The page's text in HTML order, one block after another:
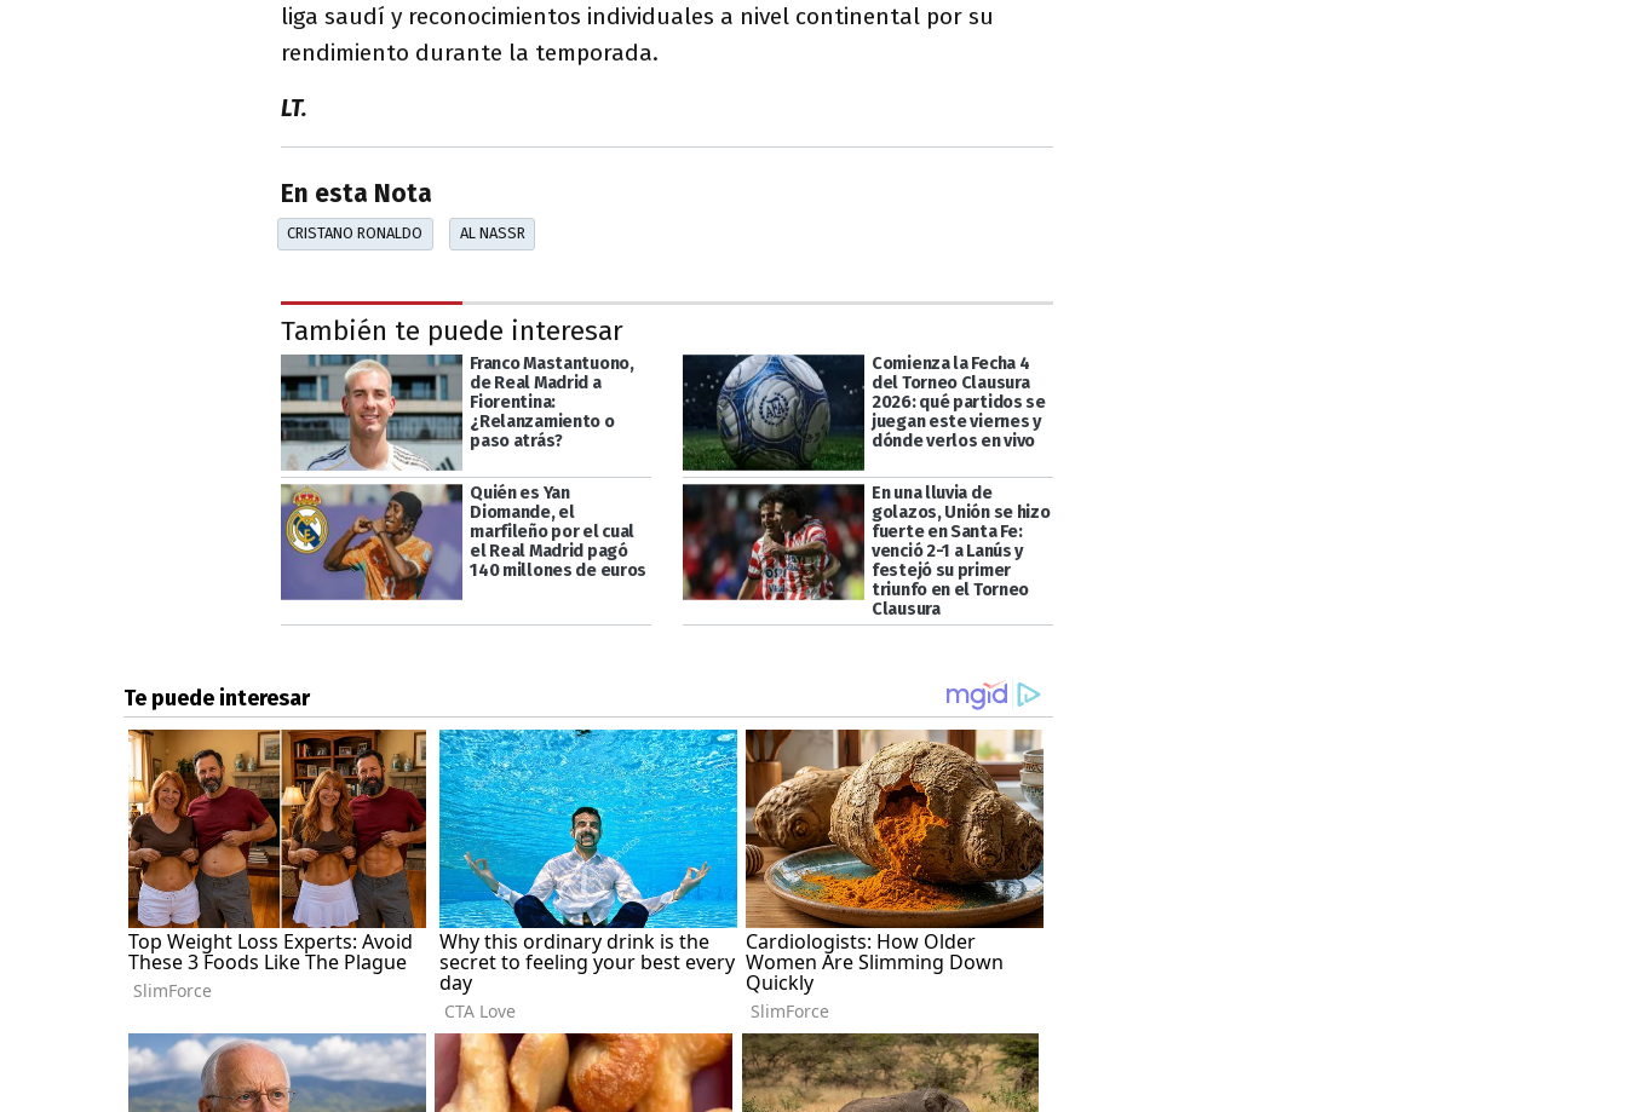
liga saudí y reconocimientos individuales a nivel continental por su
rendimiento durante la temporada.
LT.
En esta Nota
CRISTANO RONALDO AL NASSR
También te puede interesar
Franco Mastantuono,
de Real Madrid a
Fiorentina:
¿Relanzamiento o
paso atrás?
Comienza la Fecha 4
del Torneo Clausura
2026: qué partidos se
juegan este viernes y
dónde verlos en vivo
Quién es Yan
Diomande, el
marfileño por el cual
el Real Madrid pagó
140 millones de euros
En una lluvia de
golazos, Unión se hizo
fuerte en Santa Fe:
venció 2-1 a Lanús y
festejó su primer
triunfo en el Torneo
Clausura